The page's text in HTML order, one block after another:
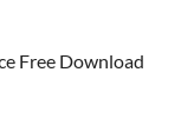
Free Download